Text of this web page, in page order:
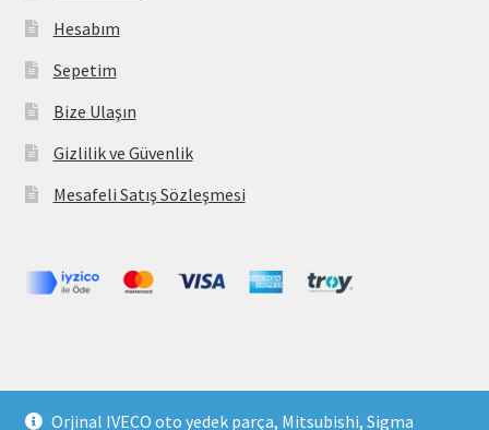
Orjinal IVECO oto yedek parça, Mitsubishi, Sigma
Hesabım
Sepetim
Bize Ulaşın
Gizlilik ve Güvenlik
Mesafeli Satış Sözleşmesi
Copyright 2021 © parcavs.com Tüm hakları saklıdır. Kredi